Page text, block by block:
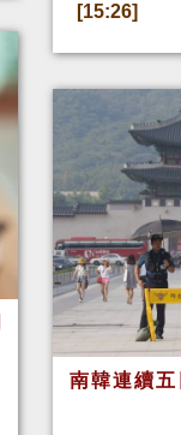
[15:26]
南韓連續